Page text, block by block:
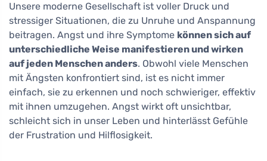
Unsere moderne Gesellschaft ist voller Druck und
stressiger Situationen, die zu Unruhe und Anspannung
beitragen. Angst und ihre Symptome können sich auf
unterschiedliche Weise manifestieren und wirken
auf jeden Menschen anders. Obwohl viele Menschen
mit Ängsten konfrontiert sind, ist es nicht immer
einfach, sie zu erkennen und noch schwieriger, effektiv
mit ihnen umzugehen. Angst wirkt oft unsichtbar,
schleicht sich in unser Leben und hinterlässt Gefühle
der Frustration und Hilflosigkeit.